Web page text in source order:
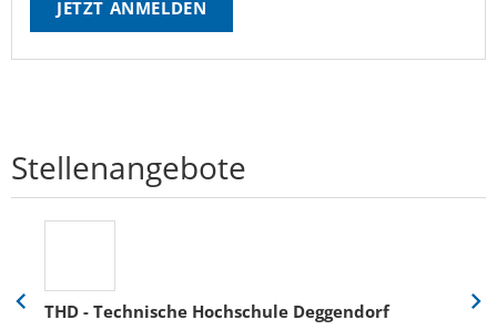
JETZT ANMELDEN
Stellenangebote
THD - Technische Hochschule Deggendorf
Eine
Eine